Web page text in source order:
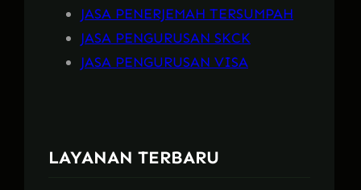
JASA PENERJEMAH TERSUMPAH
JASA PENGURUSAN SKCK
JASA PENGURUSAN VISA
LAYANAN TERBARU